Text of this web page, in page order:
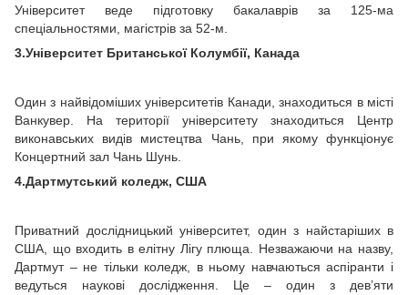
Університет веде підготовку бакалаврів за 125-ма
спеціальностями, магістрів за 52-м.
3.Університет Британської Колумбії, Канада
Один з найвідоміших університетів Канади, знаходиться в місті
Ванкувер. На території університету знаходиться Центр
виконавських видів мистецтва Чань, при якому функціонує
Концертний зал Чань Шунь.
4.Дартмутський коледж, США
Приватний дослідницький університет, один з найстаріших в
США, що входить в елітну Лігу плюща. Незважаючи на назву,
Дартмут – не тільки коледж, в ньому навчаються аспіранти і
ведуться наукові дослідження. Це – один з дев’яти